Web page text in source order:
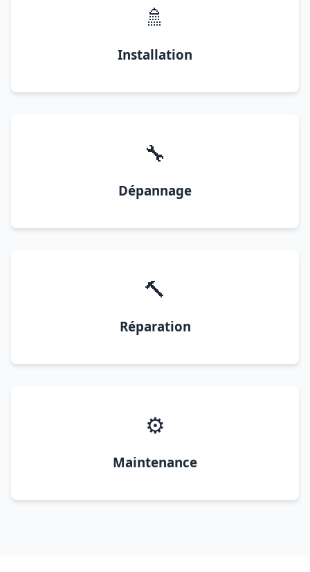
🚿
Installation
🔧
Dépannage
🔨
Réparation
⚙️
Maintenance